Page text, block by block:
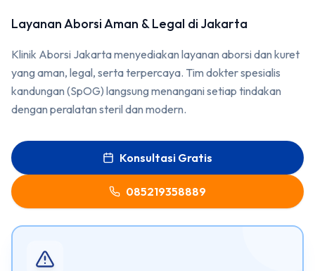
Layanan Aborsi Aman & Legal di Jakarta
Klinik Aborsi Jakarta menyediakan layanan aborsi dan kuret
yang aman, legal, serta terpercaya. Tim dokter spesialis
kandungan (SpOG) langsung menangani setiap tindakan
dengan peralatan steril dan modern.
Konsultasi Gratis
085219358889